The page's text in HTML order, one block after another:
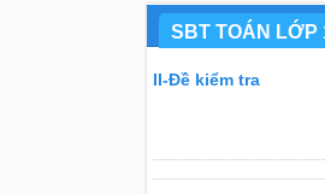
SBT TOÁN LỚP
II-Đề kiểm tra